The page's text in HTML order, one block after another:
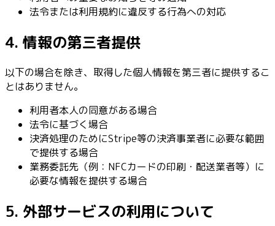
法令または利用規約に違反する行為への対応
4. 情報の第三者提供
以下の場合を除き、取得した個人情報を第三者に提供するこ
とはありません。
利用者本人の同意がある場合
法令に基づく場合
決済処理のためにStripe等の決済事業者に必要な範囲
で提供する場合
業務委託先（例：NFCカードの印刷・配送業者等）に
必要な情報を提供する場合
5. 外部サービスの利用について